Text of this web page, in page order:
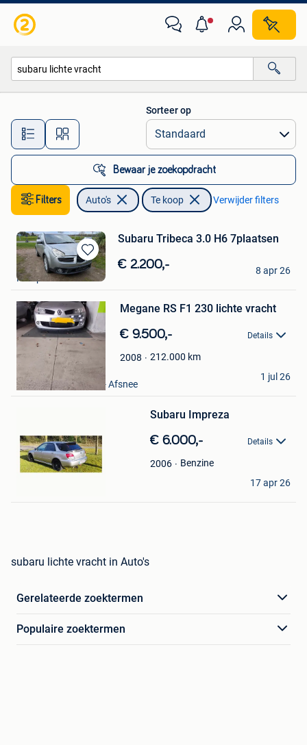
Alle afstanden…
Sorteer op
Bewaar je zoekopdracht
Filters Auto's Te koop Verwijder filters
Bewaren
in
Favorieten
Subaru Tribeca 3.0 H6 7plaatsen
€ 2.200,-
KP
Kampenhout
8 apr 26
in
Mijn
Favorieten
Megane RS F1 230 lichte vracht
€ 9.500,- Details
2008 212.000 km
olivier
Sint-Denijs-Westrem - Afsnee
1 jul 26
Bewaren
Subaru Impreza
€ 6.000,- Details
2006
Benzine
Eric laeremans
17 apr 26
subaru lichte vracht in Auto's
Gerelateerde zoektermen
Populaire zoektermen